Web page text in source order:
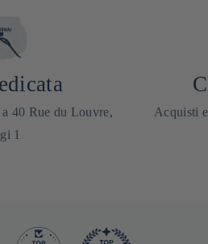
40 Rue du Louvre,
1
Acquisti